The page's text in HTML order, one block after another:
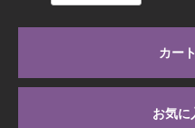
カー
お気に